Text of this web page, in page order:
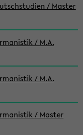
/ Master
/ M.A.
/ M.A.
/ Master